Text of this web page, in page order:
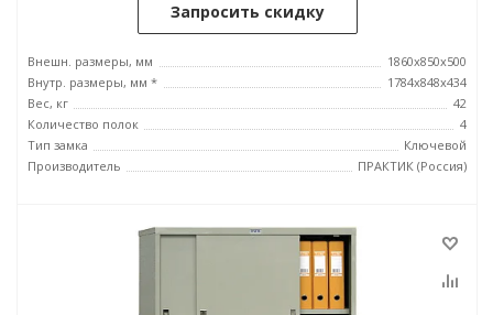
Запросить скидку
Внешн. размеры, мм
1860x850x500
Внутр. размеры, мм *
1784x848x434
Вес, кг
42
Количество полок
4
Тип замка
Ключевой
Производитель
ПРАКТИК (Россия)